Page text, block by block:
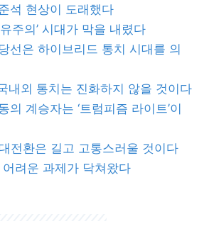
석 현상이 도래했다
주의’ 시대가 막을 내렸다
선은 하이브리드 통치 시대를 의
내외 통치는 진화하지 않을 것이다
의 계승자는 ‘트럼피즘 라이트’이
전환은 길고 고통스러울 것이다
려운 과제가 닥쳐왔다